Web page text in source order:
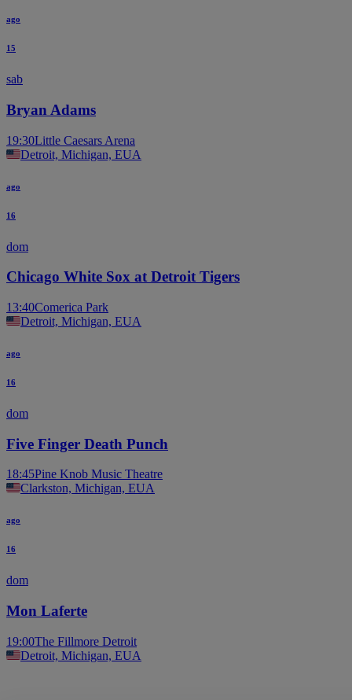
ago
15
sab
Bryan Adams
19:30Little Caesars Arena
Detroit, Michigan, EUA
ago
16
dom
Chicago White Sox at Detroit Tigers
13:40Comerica Park
Detroit, Michigan, EUA
ago
16
dom
Five Finger Death Punch
18:45Pine Knob Music Theatre
Clarkston, Michigan, EUA
ago
16
dom
Mon Laferte
19:00The Fillmore Detroit
Detroit, Michigan, EUA